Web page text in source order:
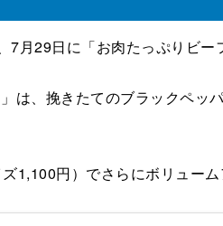
月29日に「お肉たっぷりビ
は、挽きたてのブラックペッ
円）でさらにボリューム